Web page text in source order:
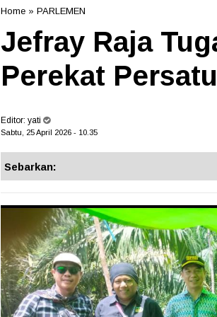
Home » PARLEMEN
Jefray Raja
Perekat
Editor: yati
Sabtu, 25 April 2026 - 10.35
Sebarkan: